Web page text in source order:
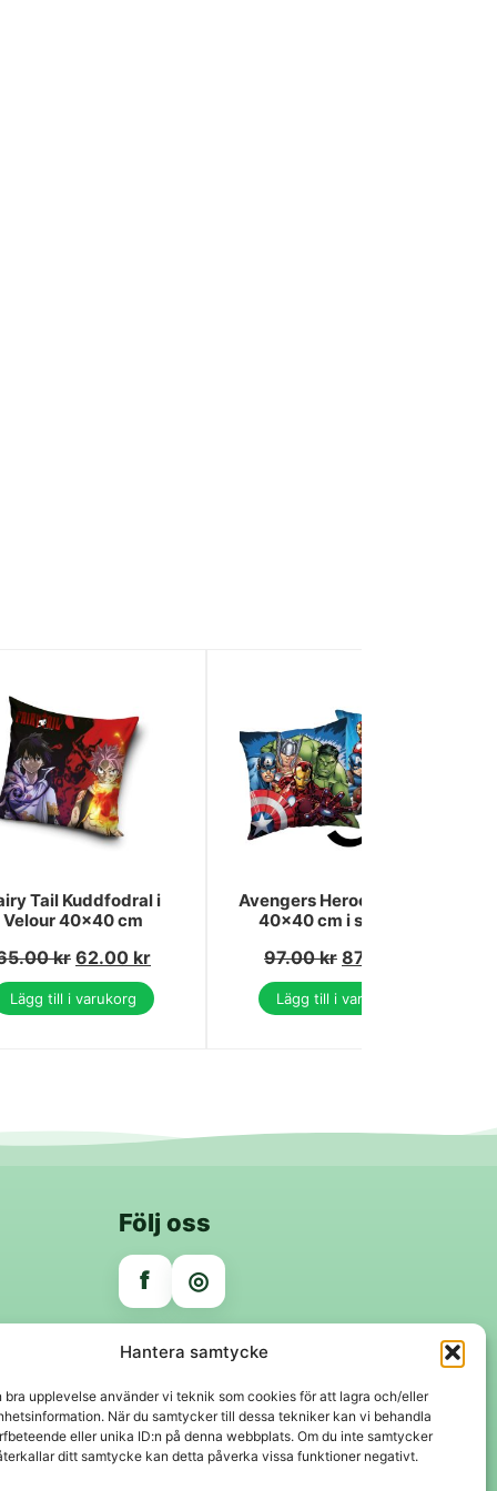
Hantera samtycke
bra upplevelse använder vi teknik som cookies för att lagra och/eller
När du samtycker till dessa tekniker kan vi behandla
eller unika ID:n på denna webbplats. Om du inte samtycker
ditt samtycke kan detta påverka vissa funktioner negativt.
Tail Kuddfodral i
Velour 40x40 cm
kr 62.00 kr
Lägg till i varukorg
Avengers Heroes örngott
40x40 cm i sammet
97.00kr 87.00
Lägg till i varukorg
Följ oss
f ◎
Trygga betalningar
Klarna VISA Mastercard Swish